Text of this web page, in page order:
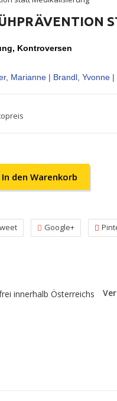
Kontroversen
Marianne | Brandl, Yvonne
In den Warenkorb
Google+